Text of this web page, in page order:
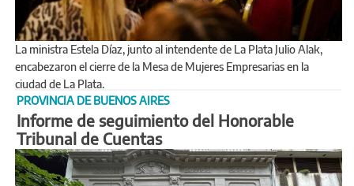
La ministra Estela Díaz, junto al intendente de La Plata Julio Alak,
encabezaron el cierre de la Mesa de Mujeres Empresarias en la
ciudad de La Plata.
PROVINCIA DE BUENOS AIRES
Informe de seguimiento del Honorable
Tribunal de Cuentas